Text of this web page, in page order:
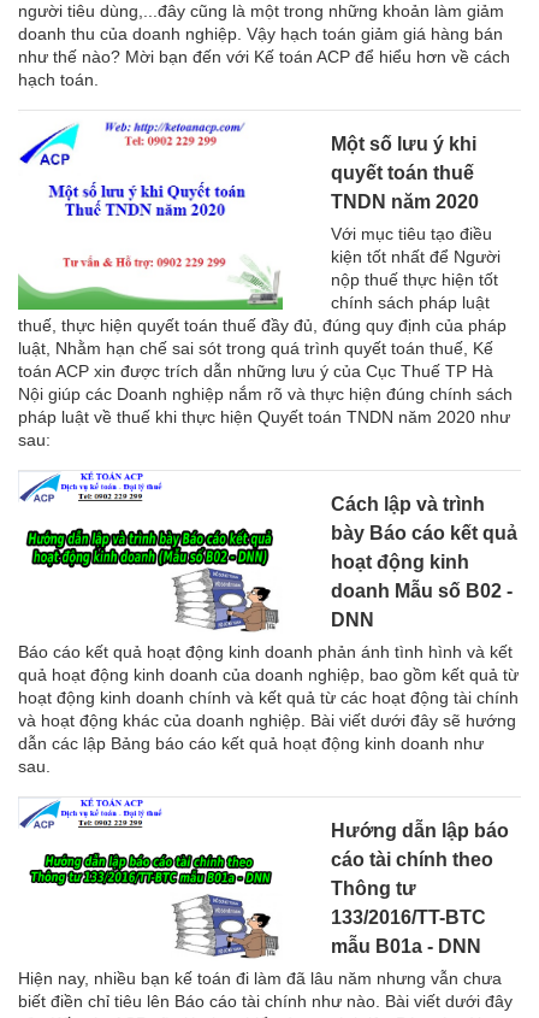
người tiêu dùng,...đây cũng là một trong những khoản làm giảm
doanh thu của doanh nghiệp. Vậy hạch toán giảm giá hàng bán
như thế nào? Mời bạn đến với Kế toán ACP để hiểu hơn về cách
hạch toán.
Một số lưu ý khi
quyết toán thuế
TNDN năm 2020
Với mục tiêu tạo điều
kiện tốt nhất để Người
nộp thuế thực hiện tốt
chính sách pháp luật
thuế, thực hiện quyết toán thuế đầy đủ, đúng quy định của pháp
luật, Nhằm hạn chế sai sót trong quá trình quyết toán thuế, Kế
toán ACP xin được trích dẫn những lưu ý của Cục Thuế TP Hà
Nội giúp các Doanh nghiệp nắm rõ và thực hiện đúng chính sách
pháp luật về thuế khi thực hiện Quyết toán TNDN năm 2020 như
sau:
Cách lập và trình
bày Báo cáo kết quả
hoạt động kinh
doanh Mẫu số B02 -
DNN
Báo cáo kết quả hoạt động kinh doanh phản ánh tình hình và kết
quả hoạt động kinh doanh của doanh nghiệp, bao gồm kết quả từ
hoạt động kinh doanh chính và kết quả từ các hoạt động tài chính
và hoạt động khác của doanh nghiệp. Bài viết dưới đây sẽ hướng
dẫn các lập Bảng báo cáo kết quả hoạt động kinh doanh như
sau.
Hướng dẫn lập báo
cáo tài chính theo
Thông tư
133/2016/TT-BTC
mẫu B01a - DNN
Hiện nay, nhiều bạn kế toán đi làm đã lâu năm nhưng vẫn chưa
biết điền chỉ tiêu lên Báo cáo tài chính như nào. Bài viết dưới đây